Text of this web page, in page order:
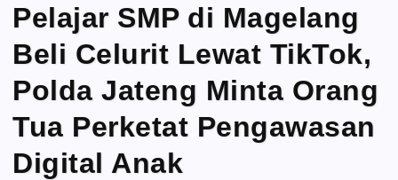
Pelajar SMP di Magelang
Beli Celurit Lewat TikTok,
Polda Jateng Minta Orang
Tua Perketat Pengawasan
Digital Anak